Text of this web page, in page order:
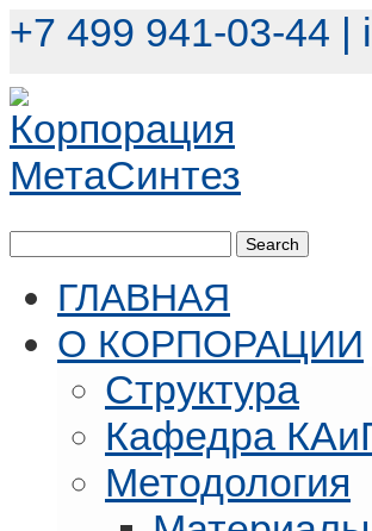
+7 499 941-03-44 |
ГЛАВНАЯ
О КОРПОРАЦИИ
Структура
Кафедра
Методология